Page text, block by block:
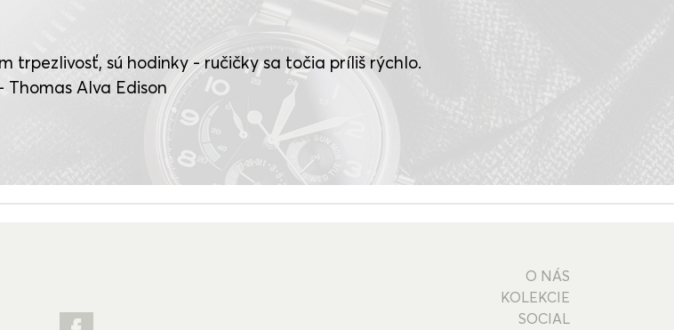
trpezlivosť, sú hodinky - ručičky sa točia príliš rýchlo.
Alva Edison
O NÁS
KOLEKCIE
SOCIAL